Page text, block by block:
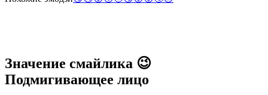
Значение смайлика 😉
Подмигивающее лицо